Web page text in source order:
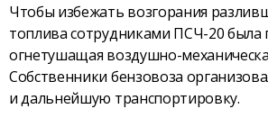
Чтобы избежать возгорания
топлива сотрудниками ПСЧ-20 была
огнетушащая воздушно-
Собственники бензовоза
и дальнейшую транспортировку.